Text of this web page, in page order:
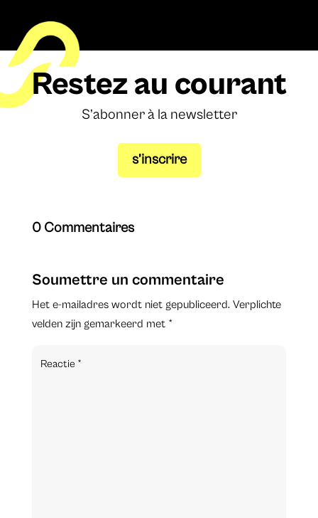
Restez au courant
S’abonner à la newsletter
s’inscrire
0 Commentaires
Soumettre un commentaire
Het e-mailadres wordt niet gepubliceerd. Verplichte
velden zijn gemarkeerd met *